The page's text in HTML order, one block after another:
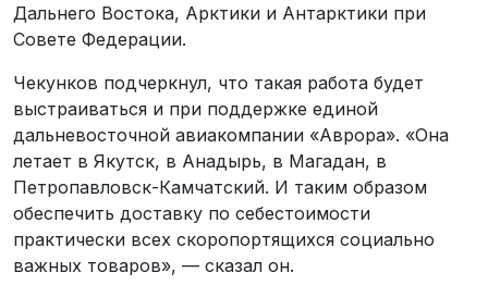
Дальнего Востока, Арктики и Антарктики при
Совете Федерации.
Чекунков подчеркнул, что такая работа будет
выстраиваться и при поддержке единой
дальневосточной авиакомпании «Аврора». «Она
летает в Якутск, в Анадырь, в Магадан, в
Петропавловск-Камчатский. И таким образом
обеспечить доставку по себестоимости
практически всех скоропортящихся социально
важных товаров», — сказал он.